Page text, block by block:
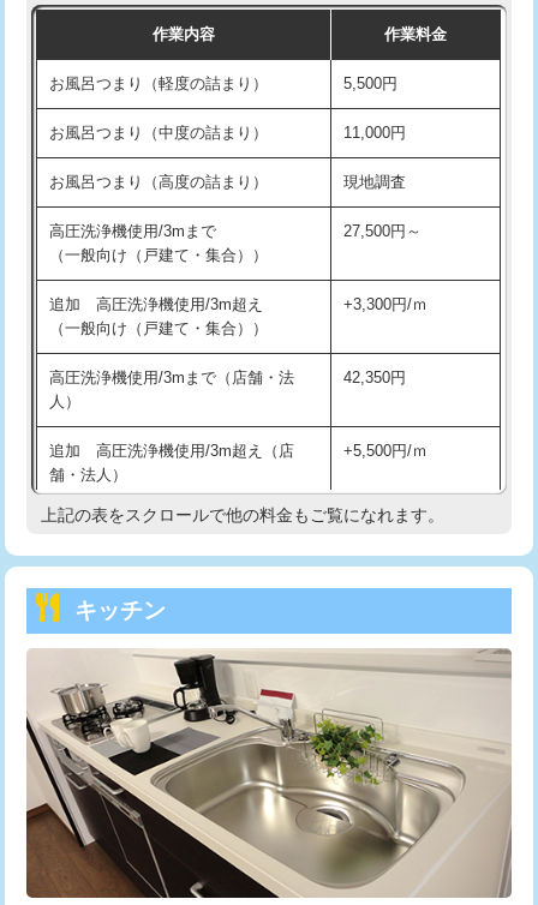
交換・取付（温水洗浄便座） 16,500円+材料費
交換・取付(単水栓（壁付・デッキ
式）)
13,200円+材料費
交換・取付(混合水栓（壁付・デッキ
式・ワンホール）)
16,500円+材料費
交換・取付(排水栓・排水トラップ
（P/S/ポップアップ））
22,000円+材料費
交換・取付（その他部品） 11,000円+材料費
持込商品取付（単水栓） 13,200円
持込商品取付（混合水栓）
持込商品取付（浄水器・分岐水栓） 16,500円
持込商品取付（温水洗浄便座） 22,000円
持込商品取付（普通便座⇔温水洗浄便
22,000円
給水管工事※（ホール加工)
給水管工事※（バンド止め) 3,300円
給水管工事※（支持金具設置) 5,500円
給水管工事※（保温材使用（バンド止
め込み）)
5,500円
給水管工事※（土の掘削・埋め戻し作
11,000円
作業内容 作業料金
お風呂つまり（軽度の詰まり） 5,500円
お風呂つまり（中度の詰まり） 11,000円
お風呂つまり（高度の詰まり） 現地調査
高圧洗浄機使用/3mまで
（一般向け（戸建て・集合））
27,500円～
追加 高圧洗浄機使用/3m超え
（一般向け（戸建て・集合））
+3,300円/ｍ
高圧洗浄機使用/3mまで（店舗・法
人）
42,350円
追加 高圧洗浄機使用/3m超え（店
舗・法人）
+5,500円/ｍ
高度高圧洗浄換 現地調査
トーラー機使用/3mまで
追加トーラー機使用/3m超え +3,300円
カメラ調査 33,000円
桝清掃 8,800円
止水・漏水調査・防水処理・清掃・修
理・調整・分解・加工など（軽作業）
11,000円
止水・漏水調査・防水処理・清掃・修
22,000円
上記の表をスクロールで他の料金もご覧になれます。
キッチン